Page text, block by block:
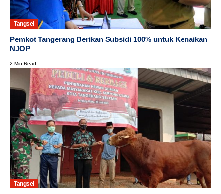
Tangsel
Pemkot Tangerang Berikan Subsidi 100% untuk Kenaikan
NJOP
2 Min Read
Tangsel